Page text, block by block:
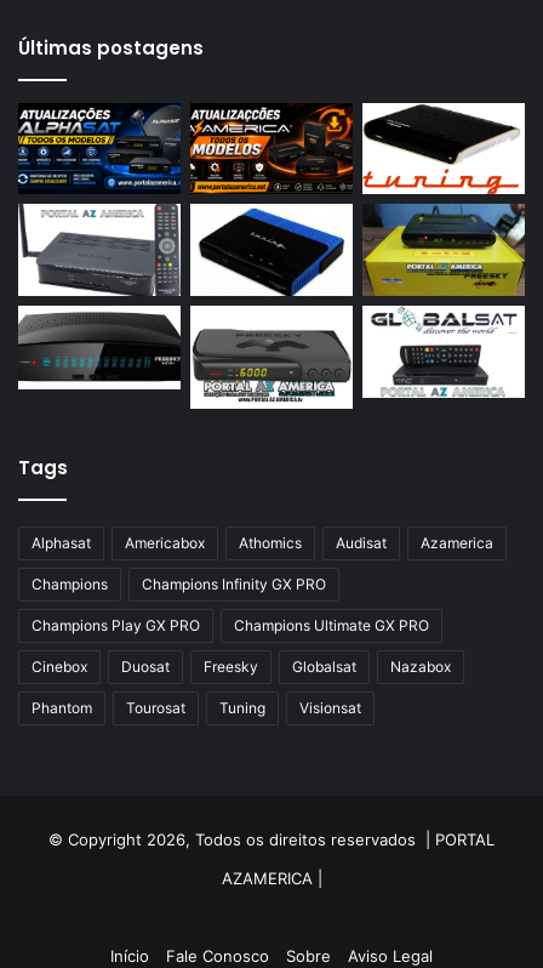
Azamerica S2005
Azamerica S2010
Azamerica S2015
Azamerica S922
Azamerica S922 Mini
Azamerica S928
Azamerica Silver
Azamerica Silver GX PRO
Azamerica Silver IPTV
Azbox Like
Azfox
Azgold
Azplus
Azsat
Blade B1
Champions
Champions PRO GX
Últimas postagens
Tags
Alphasat Americabox Athomics Audisat Azamerica
Champions Champions Infinity GX PRO
Champions Play GX PRO Champions Ultimate GX PRO
Cinebox Duosat Freesky Globalsat Nazabox
Phantom Tourosat Tuning Visionsat
© Copyright 2026, Todos os direitos reservados | PORTAL
AZAMERICA
Início Fale Conosco Sobre Aviso Legal